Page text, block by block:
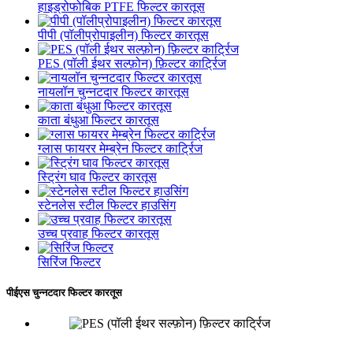
हाइड्रोफोबिक PTFE फिल्टर कारतूस
पीपी (पॉलीप्रोपाइलीन) फिल्टर कारतूस
PES (पॉली ईथर सल्फ़ोन) फ़िल्टर कार्ट्रिज
नायलॉन चुन्नटदार फिल्टर कारतूस
काता बंधुआ फिल्टर कारतूस
ग्लास फायरर मेम्ब्रेन फिल्टर कार्ट्रिज
स्ट्रिंग घाव फिल्टर कारतूस
स्टेनलेस स्टील फिल्टर हाउसिंग
उच्च प्रवाह फिल्टर कारतूस
सिरिंज फिल्टर
पीईएस चुन्नटदार फिल्टर कारतूस